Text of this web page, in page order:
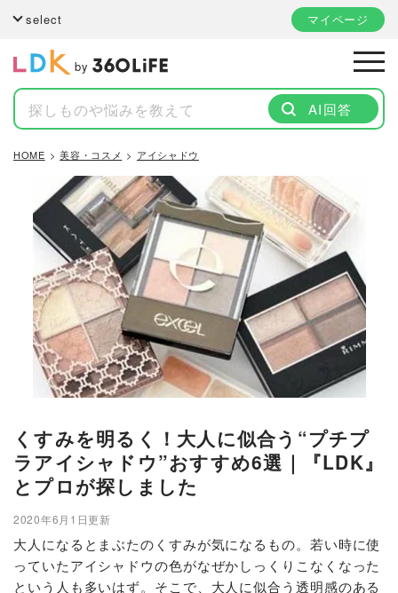
select マイページ
by
AI回答
HOME 美容・コスメ アイシャドウ
くすみを明るく！大人に似合う“プチプ
ラアイシャドウ”おすすめ6選｜『LDK』
とプロが探しました
2020年6月1日更新
大人になるとまぶたのくすみが気になるもの。若い時に使
っていたアイシャドウの色がなぜかしっくりこなくなった
という人も多いはず。そこで、大人に似合う透明感のある